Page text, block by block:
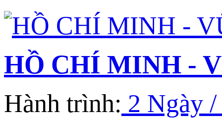
HỒ CHÍ MINH -
Hành trình: 2 Ngày